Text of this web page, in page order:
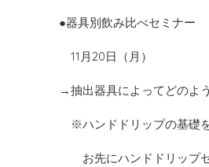
●器具別飲み比べセミナー
11月20日（月）
→抽出器具によってどのよ
※ハンドドリップの基礎
お先にハンドドリップ